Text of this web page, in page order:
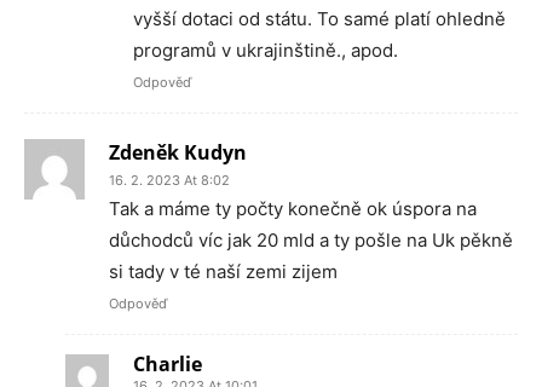
vyšší dotaci od státu. To samé platí ohledně
programů v ukrajinštině., apod.
Odpověď
Zdeněk Kudyn
16. 2. 2023 At 8:02
Tak a máme ty počty konečně ok úspora na
důchodců víc jak 20 mld a ty pošle na Uk pěkně
si tady v té naší zemi zijem
Odpověď
Charlie